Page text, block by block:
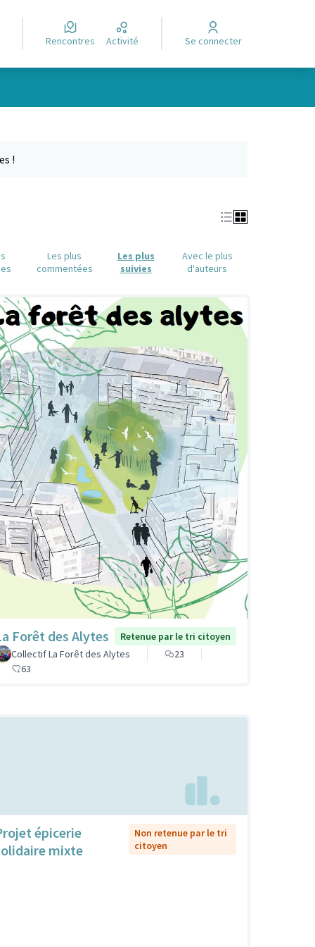
Rencontres Activité Se connecter
!
Les plus
commentées
Les plus
suivies
Avec le plus
d'auteurs
Forêt des Alytes
Retenue par le tri citoyen
Collectif La Forêt des Alytes
23
63
épicerie
mixte
Non retenue par le tri
citoyen